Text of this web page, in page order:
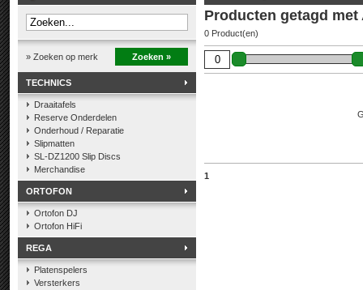
» Zoeken op merk Zoeken »
TECHNICS
Draaitafels
Reserve Onderdelen
Onderhoud / Reparatie
Slipmatten
SL-DZ1200 Slip Discs
Merchandise
ORTOFON
Ortofon DJ
Ortofon HiFi
REGA
Platenspelers
Versterkers
Producten getagd met
0 Product(en)
1